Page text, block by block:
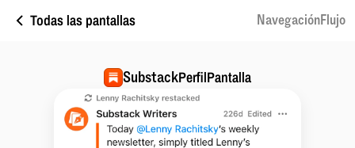
Todas las pantallas NavegaciónFlujo
SubstackPerfilPantalla